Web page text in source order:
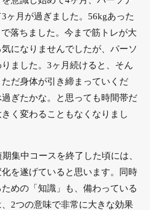
ヶ月が過ぎました。56kgあった
落ちました。今まで筋トレが大
になりませんでしたが、パーソ
ました。3ヶ月続けると、そん
だ身体が引き締まっていくだ
ぎたかな。と思っても時間帯だ
く変わることもなくなりまし
集中コースを終了した頃には、
を遂げていると思います。同時
めの「知識」も、備わっている
2つの意味で非常に大きな効果